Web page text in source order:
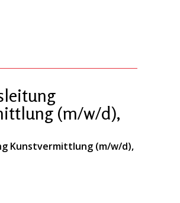
(m/w/d),
Kunstvermittlung (m/w/d),